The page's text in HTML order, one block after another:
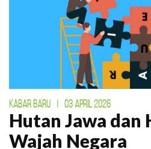
KABAR BARU | 03 APRIL 2026
Hutan Jawa dan
Wajah Negara